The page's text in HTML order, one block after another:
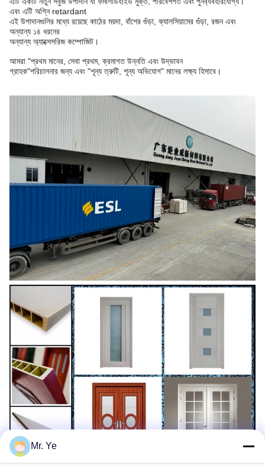
এবং এটি অগ্নি retardant
এই উপাদানগুলির মধ্যে রয়েছে কাঠের ময়দা, বাঁশের গুঁড়া, ক্যালসিয়ামের গুঁড়া, রজন এবং
অন্যান্য ১৪ ধরনের
অন্যান্য অ্যাক্সেসরিজ কম্পোজিট।
আমরা "প্রথম মানের, সেবা প্রথম, ক্রমাগত উন্নতি এবং উদ্ভাবন
গ্রাহক"পরিচালনার জন্য এবং "শূন্য ত্রুটি, শূন্য অভিযোগ" মানের লক্ষ্য হিসাবে।
Mr. Ye